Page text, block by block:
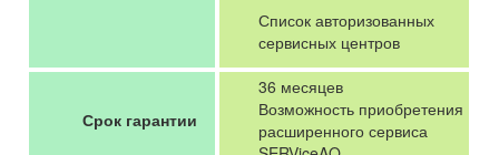
Список авторизованных
сервисных центров
Срок гарантии
36 месяцев
Возможность приобретения
расширенного сервиса